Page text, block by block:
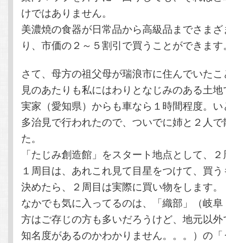
けではありません。
美濃焼の食器が日常品から高級品までさま
り、市価の２～５割引で買うことができます
さて、母方の祖父母が瑞浪市に住んでいた
見のあたりも私にはわりとなじみのある土
実家（愛知県）からも車なら１時間程度。
多治見で行われたので、ついでに姉と２人
た。
「たじみ創造館」をスタート地点として、
１周目は、あれこれ見て目星をつけて、買
決めたら、２周目は実際に買い物をします。
なかでも気に入ってるのは、「織部」（岐
方はご存じの方も多いだろうけど、地元以
知名度があるのかわかりません。。。）の